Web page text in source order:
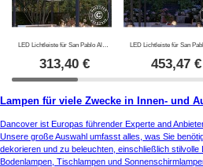
LED Lichtleiste für San Pablo Alu+ Pergola Pavillon 4x4m, 4 Stk., Warmweiß
313,40 € 453,47€
Lampen für viele Zwecke in Innen- und
Dancover ist Europas führender Experte and
Unsere große Auswahl umfasst alles, was Sie
dekorieren und zu beleuchten, einschließlich stilvolle
Bodenlampen, Tischlampen und